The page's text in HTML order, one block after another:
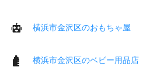
横浜市金沢区のおもちゃ屋
横浜市金沢区のベビー用品店